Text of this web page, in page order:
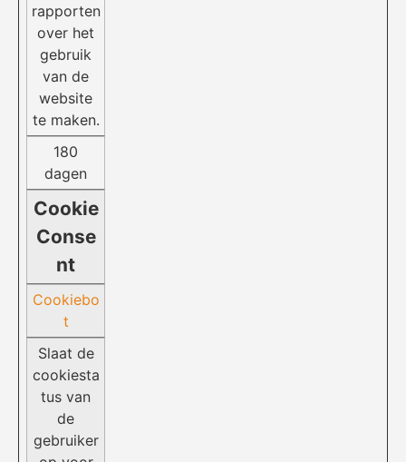
rapporten
over het
gebruik
van de
website
te maken.
180
dagen
Cookie
Conse
nt
Cookiebo
t
Slaat de
cookiesta
tus van
de
gebruiker